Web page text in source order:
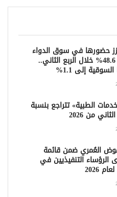
حضورها في سوق الدواء
السعودي بنمو 48.6% خلال الربع الثاني..
إلى 1.1%
الطبية» تتراجع بنسبة
عوض العُمري ضمن قائمة
التنفيذيين في
2026